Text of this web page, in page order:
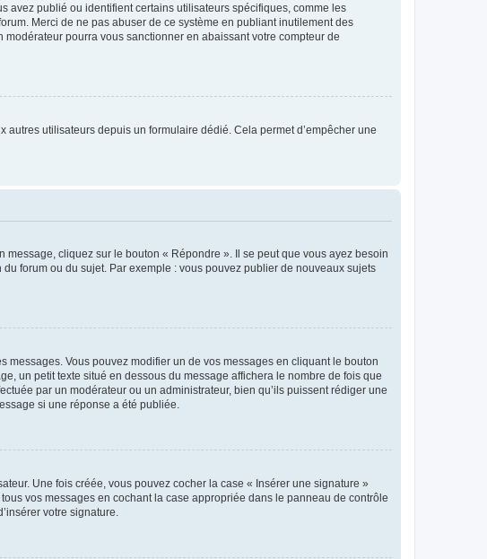
avez publié ou identifient certains utilisateurs spécifiques, comme les
Merci de ne pas abuser de ce système en publiant inutilement des
pourra vous sanctionner en abaissant votre compteur de
utilisateurs depuis un formulaire dédié. Cela permet d’empêcher une
cliquez sur le bouton « Répondre ». Il se peut que vous ayez besoin
forum ou du sujet. Par exemple : vous pouvez publier de nouveaux sujets
Vous pouvez modifier un de vos messages en cliquant le bouton
un petit texte situé en dessous du message affichera le nombre de fois que
par un modérateur ou un administrateur, bien qu’ils puissent rédiger une
si une réponse a été publiée.
Une fois créée, vous pouvez cocher la case « Insérer une signature »
vos messages en cochant la case appropriée dans le panneau de contrôle
votre signature.